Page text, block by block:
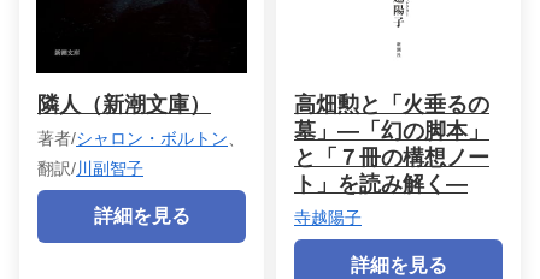
隣人（新潮文庫）
著者/シャロン・ボルトン
翻訳/川副智子
詳細を見る
高畑勲と「火垂るの
墓」―「幻の脚本」
と「７冊の構想ノー
ト」を読み解く―
寺越陽子
詳細を見る